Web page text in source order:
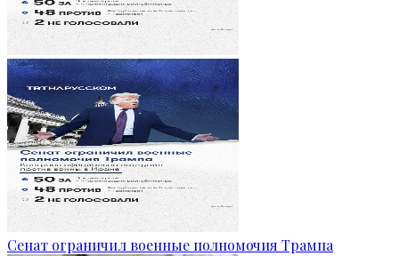
Сенат ограничил военные полномочия Трампа